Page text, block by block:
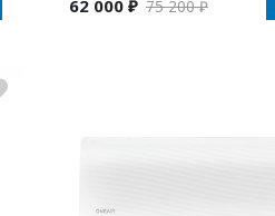
62 000 ₽ 75 200 ₽